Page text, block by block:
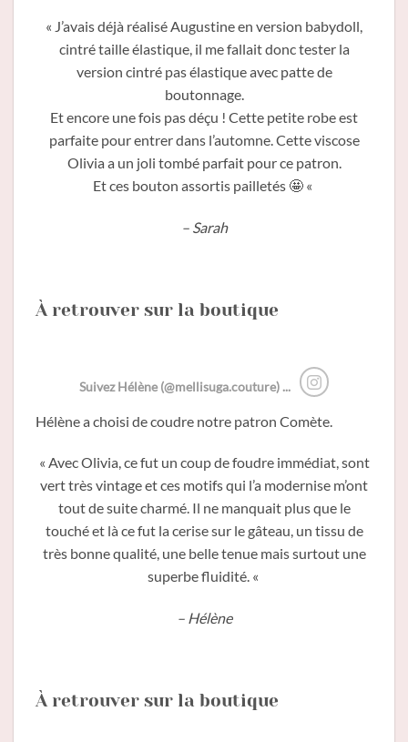
« J’avais déjà réalisé Augustine en version babydoll,
cintré taille élastique, il me fallait donc tester la
version cintré pas élastique avec patte de
boutonnage.
Et encore une fois pas déçu ! Cette petite robe est
parfaite pour entrer dans l’automne. Cette viscose
Olivia a un joli tombé parfait pour ce patron.
Et ces bouton assortis pailletés 🤩 «
– Sarah
À retrouver sur la boutique
Suivez Hélène (@mellisuga.couture) ...
Hélène a choisi de coudre notre patron Comète.
« Avec Olivia, ce fut un coup de foudre immédiat, sont
vert très vintage et ces motifs qui l’a modernise m’ont
tout de suite charmé. Il ne manquait plus que le
touché et là ce fut la cerise sur le gâteau, un tissu de
très bonne qualité, une belle tenue mais surtout une
superbe fluidité. «
– Hélène
À retrouver sur la boutique